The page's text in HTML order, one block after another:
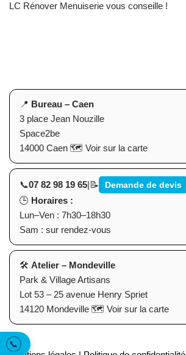
LC Rénover Menuiserie vous conseille !
📍 Bureau – Caen
3 place Jean Nouzille
Space2be
14000 Caen 🗺️ Voir sur la carte
📞07 82 98 19 65|📝 Demande de devis
🕒 Horaires :
Lun–Ven : 7h30–18h30
Sam : sur rendez-vous
🛠 Atelier – Mondeville
Park & Village Artisans
Lot 53 – 25 avenue Henry Spriet
14120 Mondeville 🗺️ Voir sur la carte
📞